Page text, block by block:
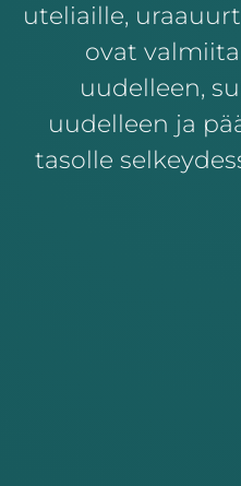
uteliaille,
ovat
uudelleen,
uudelleen ja
tasolle